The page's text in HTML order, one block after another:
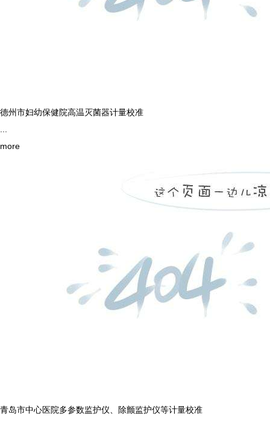
德州市妇幼保健院高温灭菌器计量校准
more
青岛市中心医院多参数监护仪、除颤监护仪等计量校准